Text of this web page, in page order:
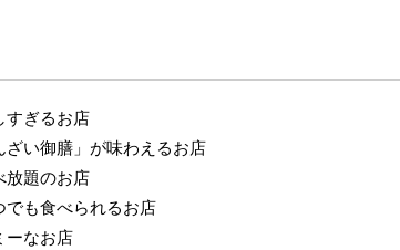
すぎるお店
ざい御膳」が味わえるお店
放題のお店
でも食べられるお店
ーなお店